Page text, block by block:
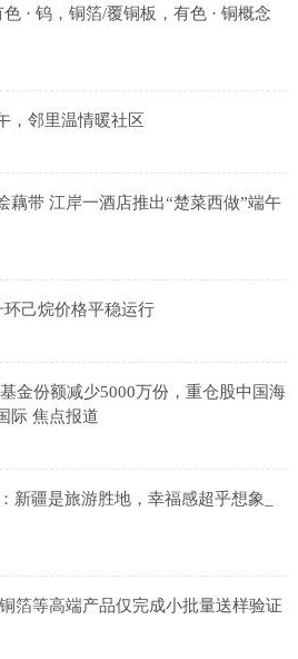
· 钨，铜箔/覆铜板，有色 · 铜概念
，邻里温情暖社区
藕带 江岸一酒店推出“楚菜西做”端午
己烷价格平稳运行
金份额减少5000万份，重仓股中国海
际 焦点报道
新疆是旅游胜地，幸福感超乎想象_
箔等高端产品仅完成小批量送样验证